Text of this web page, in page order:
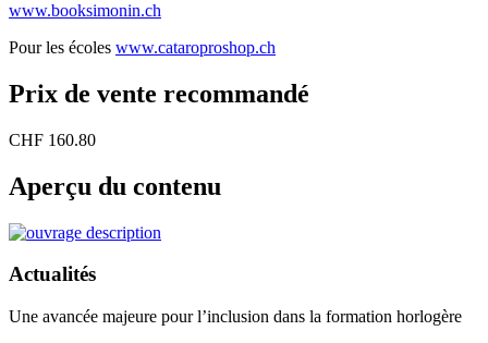
www.booksimonin.ch
Pour les écoles www.cataroproshop.ch
Prix de vente recommandé
CHF 160.80
Aperçu du contenu
Actualités
Une avancée majeure pour l’inclusion dans la formation horlogère